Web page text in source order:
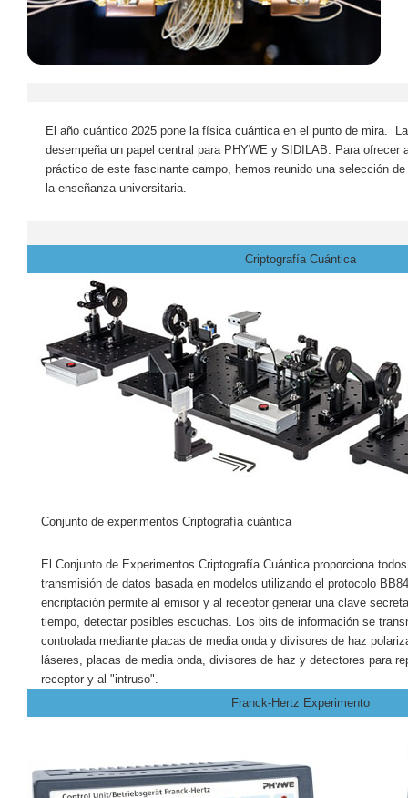
El año cuántico 2025 pone la física cuántica en el punto de mira.
desempeña un papel central para PHYWE y SIDILAB. Para ofrecer
práctico de este fascinante campo, hemos reunido una selección
la enseñanza universitaria.
Criptografía Cuántica
Conjunto de experimentos Criptografía cuántica
El Conjunto de Experimentos Criptografía Cuántica proporciona
transmisión de datos basada en modelos utilizando el protocolo
encriptación permite al emisor y al receptor generar una clave
tiempo, detectar posibles escuchas. Los bits de información se
controlada mediante placas de media onda y divisores de haz
láseres, placas de media onda, divisores de haz y detectores para
receptor y al "intruso".
Franck-Hertz Experimento